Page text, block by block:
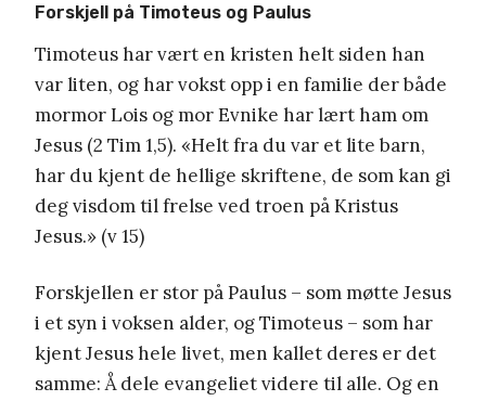
Forskjell på Timoteus og Paulus
Timoteus har vært en kristen helt siden han
var liten, og har vokst opp i en familie der både
mormor Lois og mor Evnike har lært ham om
Jesus (2 Tim 1,5). «Helt fra du var et lite barn,
har du kjent de hellige skriftene, de som kan gi
deg visdom til frelse ved troen på Kristus
Jesus.» (v 15)
Forskjellen er stor på Paulus – som møtte Jesus
i et syn i voksen alder, og Timoteus – som har
kjent Jesus hele livet, men kallet deres er det
samme: Å dele evangeliet videre til alle. Og en